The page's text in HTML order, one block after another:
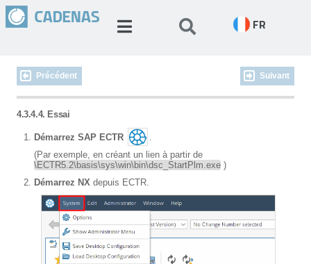
FR
Précédent Suivant
4.3.4.4. Essai
Démarrez SAP ECTR
.
(Par exemple, en créant un lien à partir de
\ECTR5.2\basis\sys\win\bin\dsc_StartPlm.exe )
Démarrez NX depuis ECTR.